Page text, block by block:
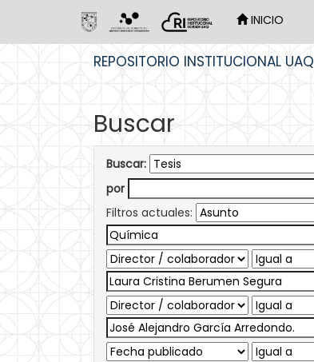
INICIO
REPOSITORIO INSTITUCIONAL UAQ
Buscar
Buscar:
por
Filtros actuales: